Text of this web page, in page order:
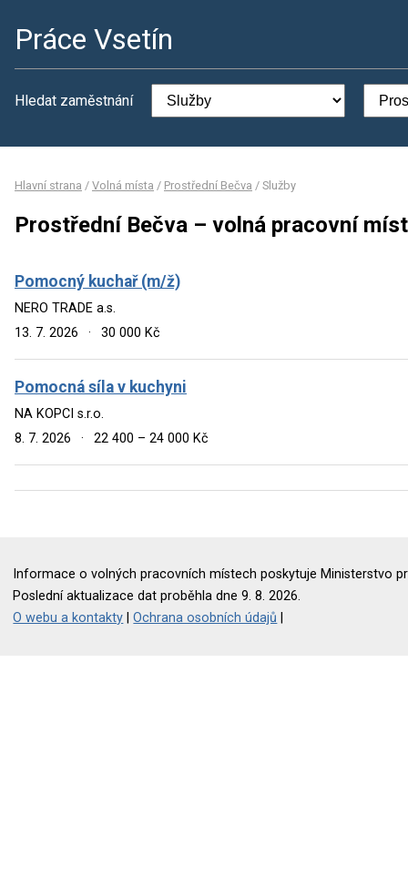
Práce Vsetín
Hledat zaměstnání
Hlavní strana / Volná místa / Prostřední Bečva / Služby
Prostřední Bečva – volná pracovní
Pomocný kuchař (m/ž)
NERO TRADE a.s.
13. 7. 2026
· 30 000 Kč
Pomocná síla v kuchyni
NA KOPCI s.r.o.
8. 7. 2026
· 22 400 – 24 000 Kč
Informace o volných pracovních místech poskytuje Ministerstvo
Poslední aktualizace dat proběhla dne 9. 8. 2026.
O webu a kontakty |Ochrana osobních údajů